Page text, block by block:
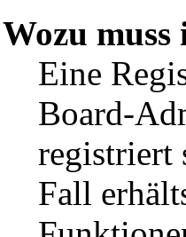
Wozu
Eine
Board-
registriert
Fall